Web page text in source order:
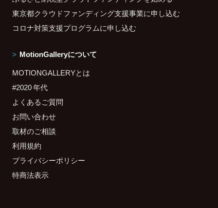
東京都クラウドファンディング支援事業に申し込む
コロナ対策支援プログラムに申し込む
MotionGalleryについて
MOTIONGALLERYとは
#2020 年代
よくあるご質問
お問い合わせ
取材のご相談
利用規約
プライバシーポリシー
特商法表示